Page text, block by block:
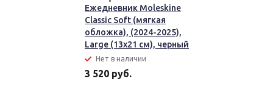
Ежедневник Moleskine
Classic Soft (мягкая
обложка), (2024-2025),
Large (13x21 см), черный
Нет в наличии
3 520 руб.